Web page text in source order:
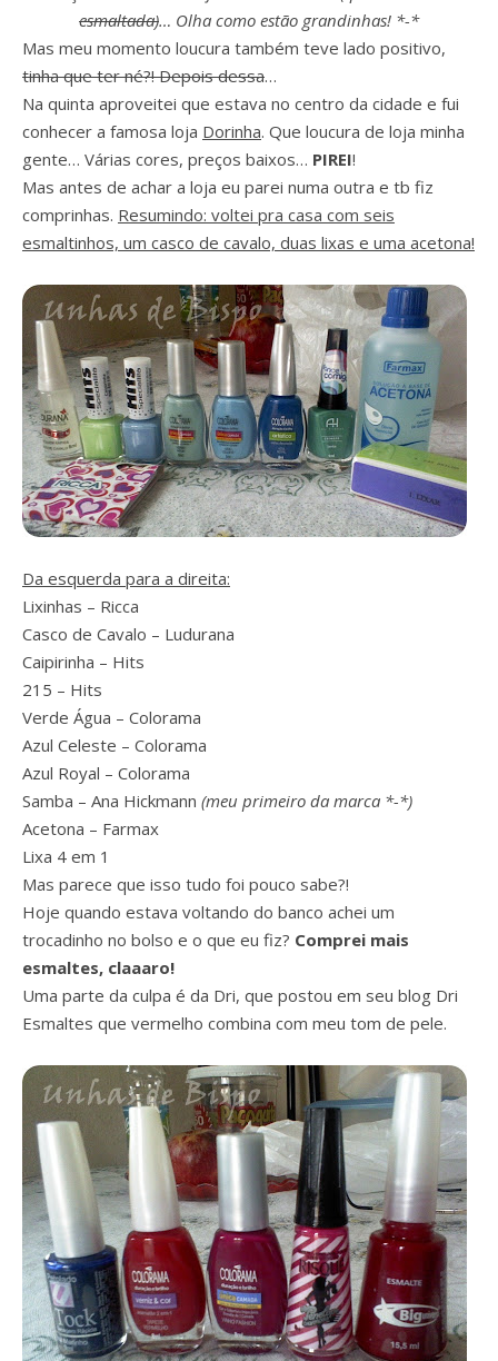
esmaltada)… Olha como estão grandinhas! *-*
Mas meu momento loucura também teve lado positivo,
tinha que ter né?! Depois dessa…
Na quinta aproveitei que estava no centro da cidade e fui
conhecer a famosa loja Dorinha. Que loucura de loja minha
gente… Várias cores, preços baixos… PIREI!
Mas antes de achar a loja eu parei numa outra e tb fiz
comprinhas. Resumindo: voltei pra casa com seis
esmaltinhos, um casco de cavalo, duas lixas e uma acetona!
Da esquerda para a direita:
Lixinhas – Ricca
Casco de Cavalo – Ludurana
Caipirinha – Hits
215 – Hits
Verde Água – Colorama
Azul Celeste – Colorama
Azul Royal – Colorama
Samba – Ana Hickmann (meu primeiro da marca *-*)
Acetona – Farmax
Lixa 4 em 1
Mas parece que isso tudo foi pouco sabe?!
Hoje quando estava voltando do banco achei um
trocadinho no bolso e o que eu fiz? Comprei mais
esmaltes, claaaro!
Uma parte da culpa é da Dri, que postou em seu blog Dri
Esmaltes que vermelho combina com meu tom de pele.